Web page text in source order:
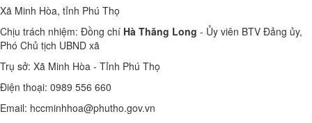
© TRANG THÔNG TIN ĐIỆN
TỬ XÃ MINH HÒA
Xã Minh Hòa, tỉnh Phú Thọ
Chịu trách nhiệm: Đồng chí
Phó Chủ tịch UBND xã